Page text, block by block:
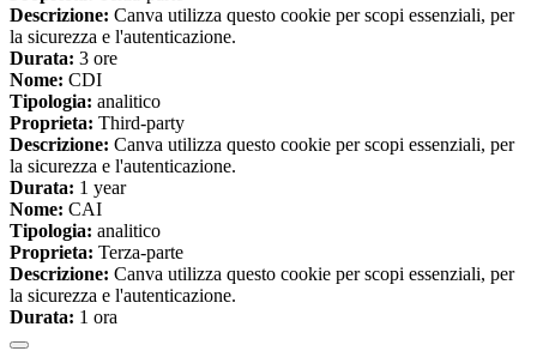
Descrizione: Canva utilizza questo cookie per scopi essenziali, per
la sicurezza e l'autenticazione.
Durata: 3 ore
Nome: CDI
Tipologia: analitico
Proprieta: Third-party
Descrizione: Canva utilizza questo cookie per scopi essenziali, per
la sicurezza e l'autenticazione.
Durata: 1 year
Nome: CAI
Tipologia: analitico
Proprieta: Terza-parte
Descrizione: Canva utilizza questo cookie per scopi essenziali, per
la sicurezza e l'autenticazione.
Durata: 1 ora